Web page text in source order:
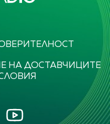
НА ДОСТАВЧИЦИТЕ